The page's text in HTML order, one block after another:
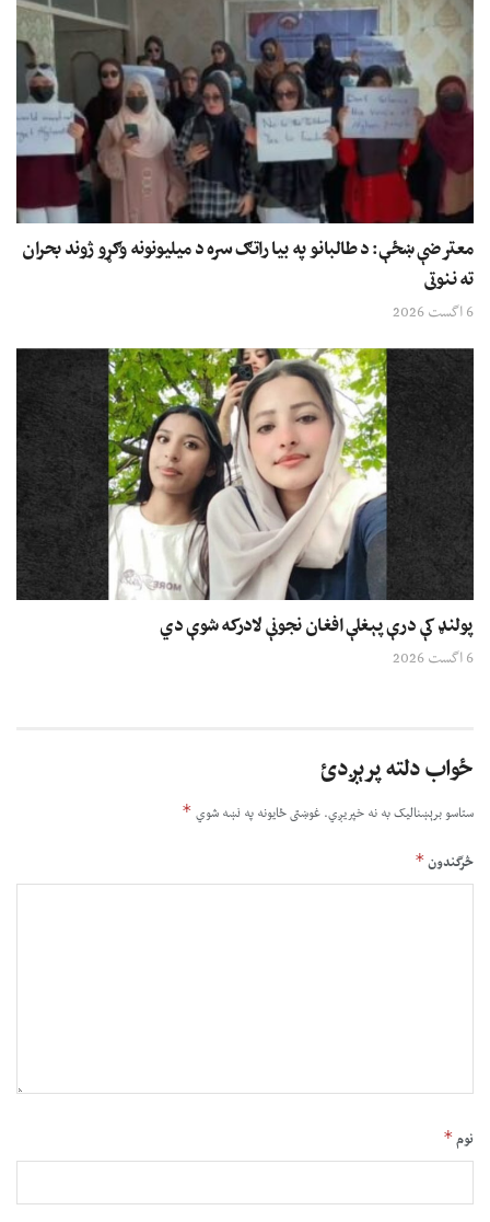
معترضې ښځې: د طالبانو په بیا راتګ سره د میلیونونه وګړو ژوند بحران
ته ننوتی
6 اگست 2026
پولنډ کې درې پېغلې افغان نجونې لادرکه شوې دي
6 اگست 2026
ځواب دلته پرېږدئ
ستاسو برېښناليک به نه خپريږي.غوښتى ځایونه په نښه شوي *
څرگندون*
نوم*